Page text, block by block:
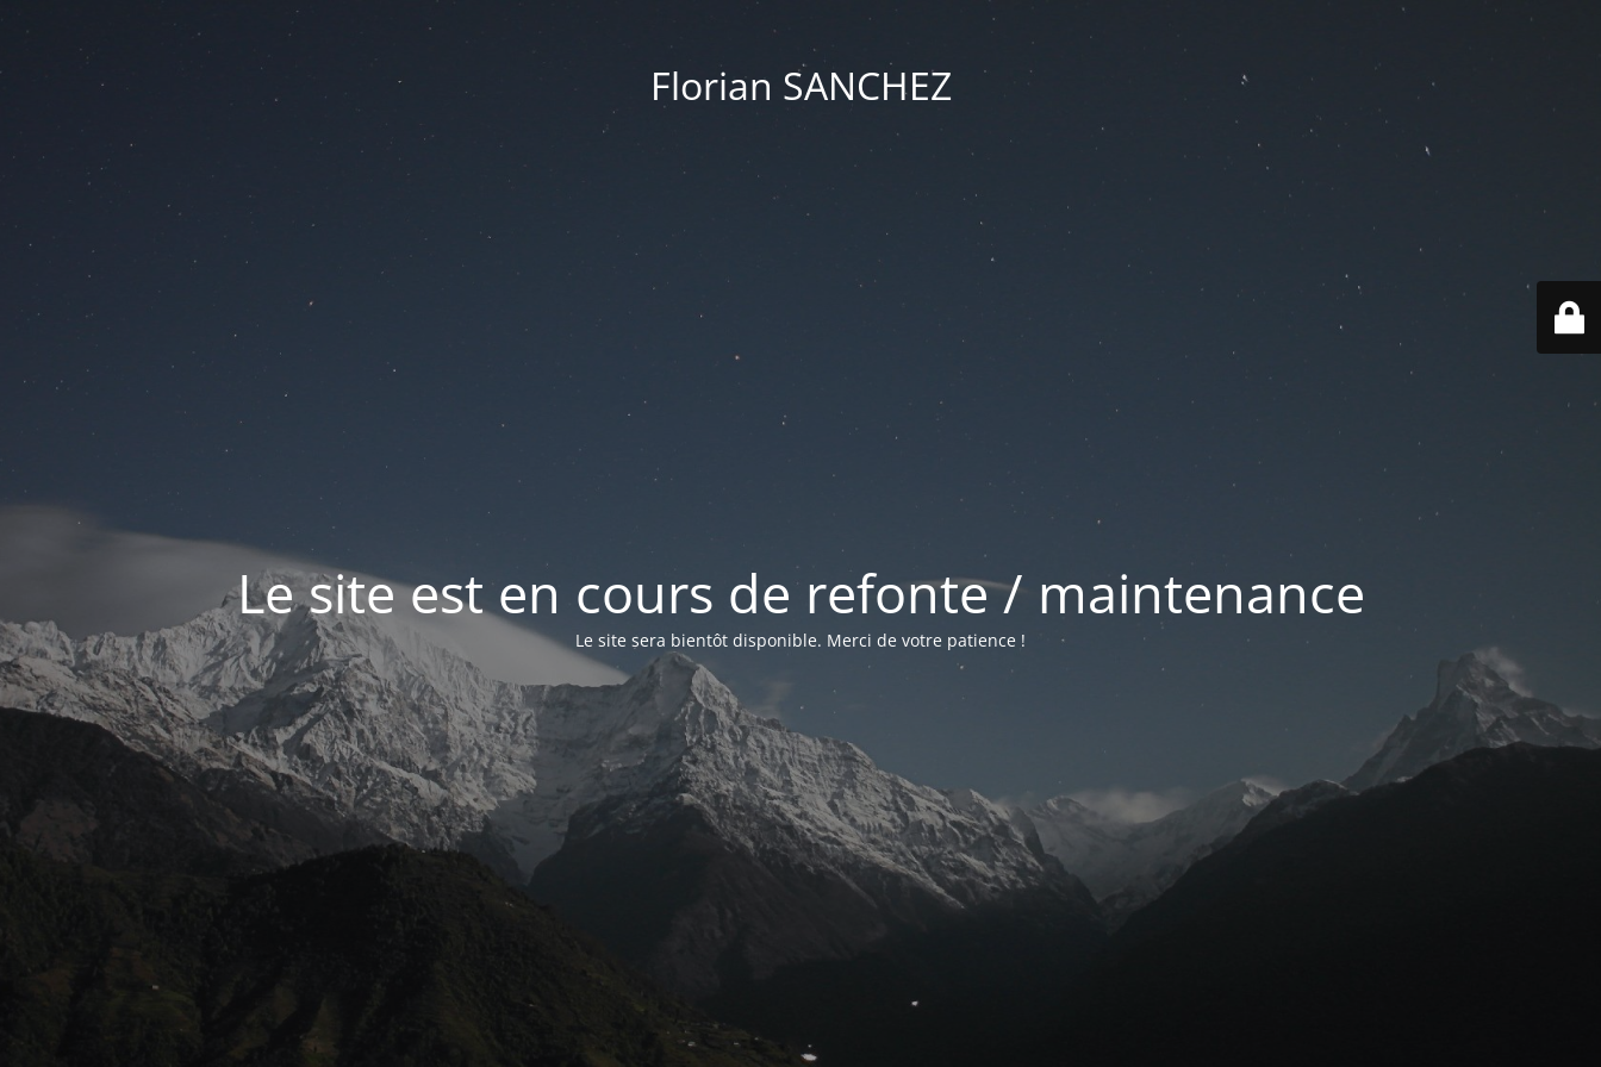
Florian SANCHEZ
Le site est en cours de refonte / maintenance
Le site sera bientôt disponible. Merci de votre patience !